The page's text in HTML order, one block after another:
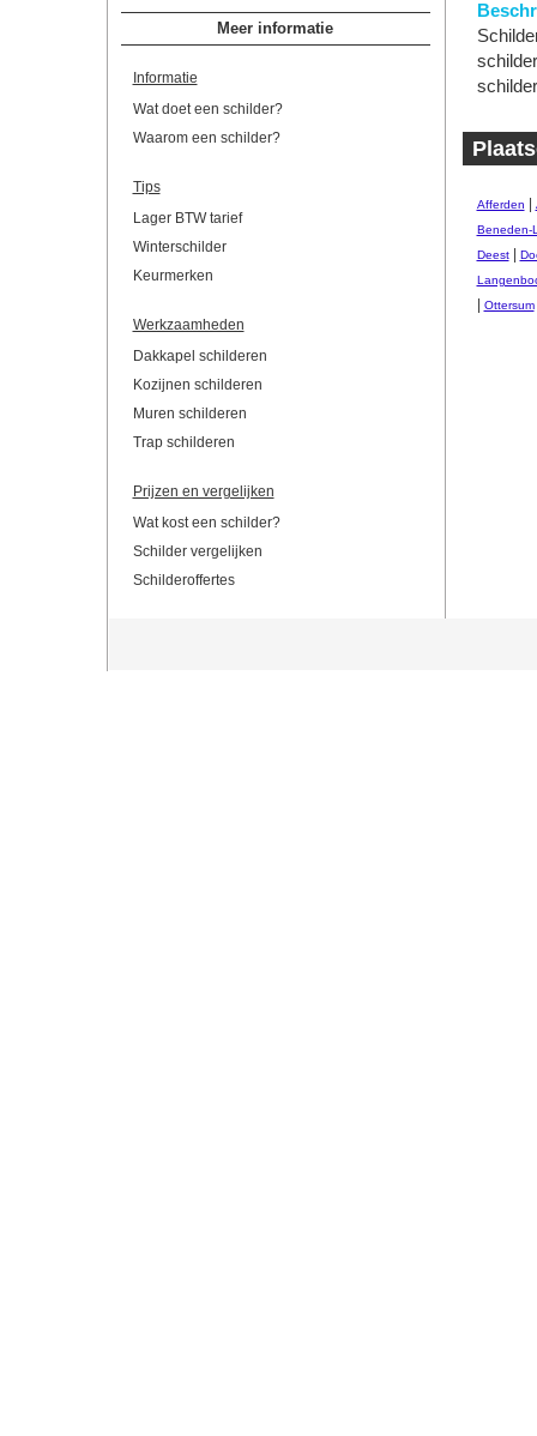
Meer informatie
Informatie
Wat doet een schilder?
Waarom een schilder?
Tips
Lager BTW tarief
Winterschilder
Keurmerken
Werkzaamheden
Dakkapel schilderen
Kozijnen schilderen
Muren schilderen
Trap schilderen
Prijzen en vergelijken
Wat kost een schilder?
Schilder vergelijken
Schilderoffertes
Afferden
Beneden-
Deest|
Ottersum